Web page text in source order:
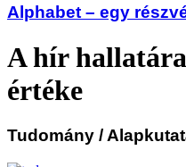
Alphabet – egy
A hír
értéke
Tudomány /